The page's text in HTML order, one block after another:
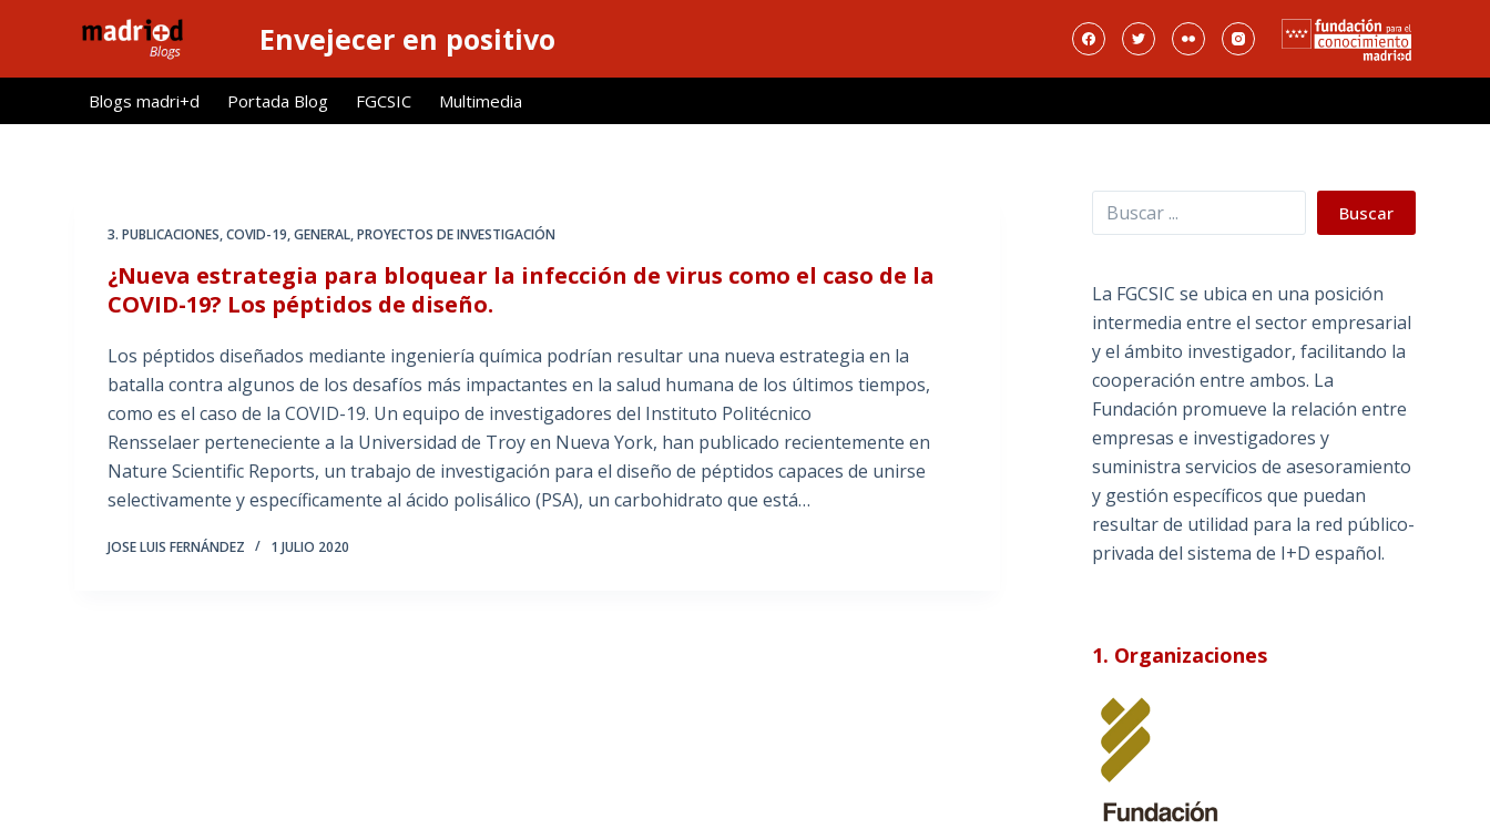
l
Envejecer en positivo
Blogs madri+d Portada Blog FGCSIC Multimedia
3. PUBLICACIONES,COVID-19,GENERAL,PROYECTOS DE INVESTIGACIÓN
¿Nueva estrategia para bloquear la infección de virus como el caso de la
COVID-19? Los péptidos de diseño.
Los péptidos diseñados mediante ingeniería química podrían resultar una nueva estrategia en la
batalla contra algunos de los desafíos más impactantes en la salud humana de los últimos tiempos,
como es el caso de la COVID-19. Un equipo de investigadores del Instituto Politécnico
Rensselaer perteneciente a la Universidad de Troy en Nueva York, han publicado recientemente en
Nature Scientific Reports, un trabajo de investigación para el diseño de péptidos capaces de unirse
selectivamente y específicamente al ácido polisálico (PSA), un carbohidrato que está…
JOSE LUIS FERNÁNDEZ 1 JULIO 2020
Buscar Buscar
La FGCSIC se ubica en una posición
intermedia entre el sector empresarial
y el ámbito investigador, facilitando la
cooperación entre ambos. La
Fundación promueve la relación entre
empresas e investigadores y
suministra servicios de asesoramiento
y gestión específicos que puedan
resultar de utilidad para la red público-
privada del sistema de I+D español.
1. Organizaciones